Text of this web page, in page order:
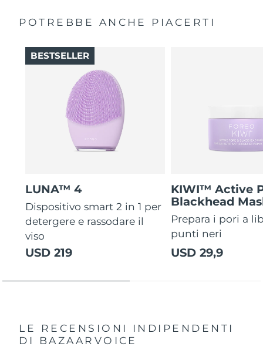
POTREBBE ANCHE PIACERTI
LUNA™ 4
Dispositivo smart 2 in 1 per
detergere e rassodare il
viso
USD 219
BESTSELLER
KIWI™ Active
Blackhead
Prepara i pori a
punti neri
USD 29,9
LE RECENSIONI INDIPENDENTI
DI BAZAARVOICE